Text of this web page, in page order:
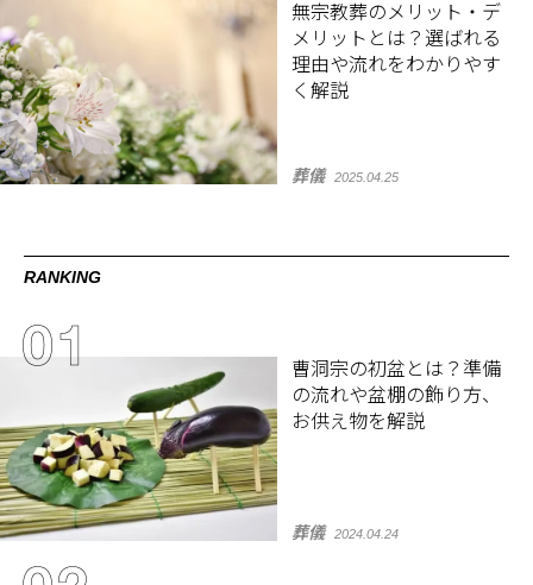
無宗教葬のメリット・デ
メリットとは？選ばれる
理由や流れをわかりやす
く解説
葬儀 2025.04.25
RANKING
曹洞宗の初盆とは？準備
の流れや盆棚の飾り方、
お供え物を解説
葬儀 2024.04.24